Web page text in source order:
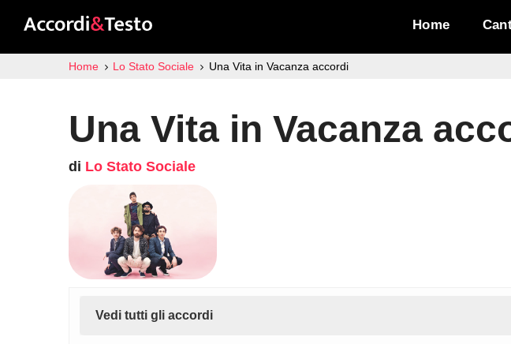
Home
Home Lo Stato Sociale Una Vita in Vacanza accordi
Una Vita in Vacanza
di Lo Stato Sociale
Vedi tutti gli accordi